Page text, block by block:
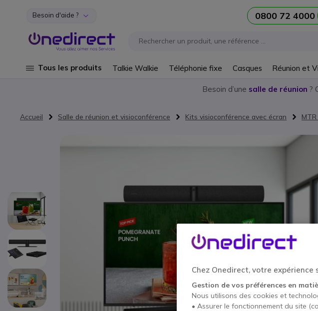
Aller au contenu
Besoin d'aide ? 0800 72 4000
Tous les produits Talkie Walkie Téléphonie fixe Casques Réunion et
Besoin d’une salle de réunion ?
Accueil Salle de réunion et visioconférence Kits visioconférence avec écran
Chez Onedirect, votre
Gestion de vos préférences en
Nous utilisons des cookies et
• Assurer le fonctionnement du site